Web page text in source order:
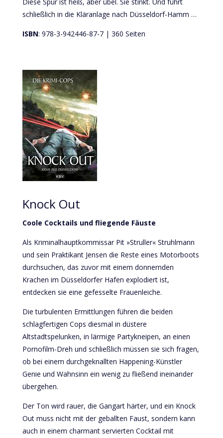
schließlich in die Kläranlage nach Düsseldorf-Hamm …
ISBN: 978-3-942446-87-7 | 360 Seiten
Knock Out
Coole Cocktails und fliegende Fäuste
Als Kriminalhauptkommissar Pit »Struller« Struhlmann
und sein Praktikant Jensen die Reste eines Motorboots
durchsuchen, das zuvor mit einem donnernden
Krachen im Düsseldorfer Hafen explodiert ist,
entdecken sie eine gefesselte Frauenleiche.
Die turbulenten Ermittlungen führen die beiden
schlagfertigen Cops diesmal in düstere
Altstadtspelunken, in lärmige Partykneipen, an einen
Pornofilm-Dreh und schließlich müssen sie sich fragen,
ob bei einem durchgeknallten Happening-Künstler
Genie und Wahnsinn ein wenig zu fließend ineinander
übergehen.
Der Ton wird rauer, die Gangart härter, und ein Knock
Out muss nicht mit der geballten Faust, sondern kann
auch in einem charmant servierten Cocktail mit